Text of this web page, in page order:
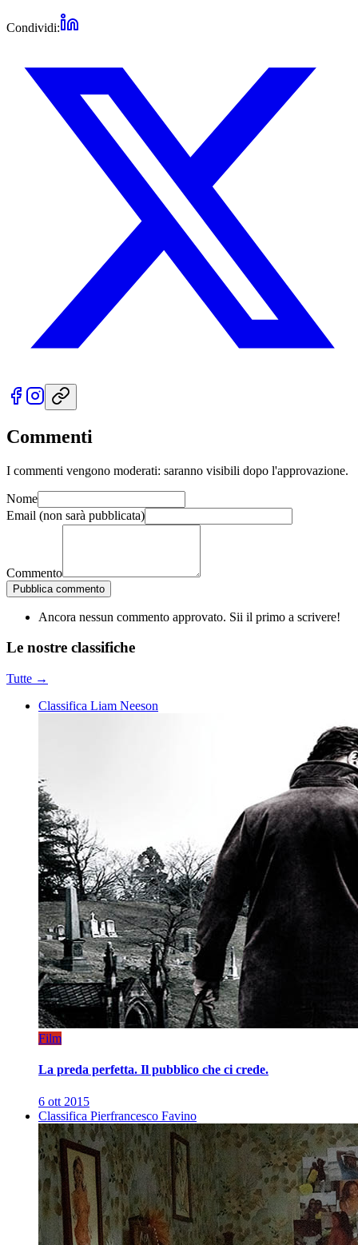
Condividi:
Commenti
I commenti vengono moderati: saranno visibili dopo l'approvazione.
Nome
Email (non sarà pubblicata)
Commento
Pubblica commento
Ancora nessun commento approvato. Sii il primo a scrivere!
Le nostre classifiche
Tutte →
Classifica Liam Neeson
Film
La preda perfetta. Il pubblico che ci crede.
6 ott 2015
Classifica Pierfrancesco Favino